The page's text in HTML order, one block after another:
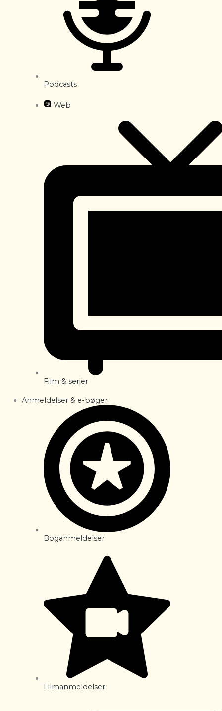
Podcasts
Web
Film & serier
Anmeldelser & e-bøger
Boganmeldelser
Filmanmeldelser